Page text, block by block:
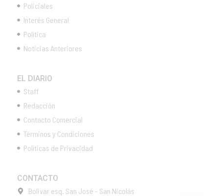
Policiales
Interés General
Política
Noticias Anteriores
EL DIARIO
Staff
Redacción
Contacto Comercial
Términos y Condiciones
Políticas de Privacidad
CONTACTO
Bolivar esq. San José - San Nicolás